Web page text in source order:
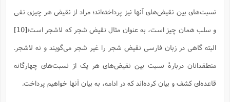
نسبت‌های بین نقیض‌های آنها نیز پرداخته‌اند؛ مراد از نقیض هر چیزی نفی
و سلب همان چیز است، به عنوان مثال نقیض شجر که لاشجر است؛[10]
البته گاهی در زبان فارسی نقیض شجر را غیر شجر می‌گویند و نه لاشجر.
منطقدانان دربارۀ نسبت بین نقیض‌های هر یک از نسبت‌های چهارگانه
قاعده‌ای کشف و بیان کرده‌اند که در ادامه، به بیان آنها خواهیم پرداخت.